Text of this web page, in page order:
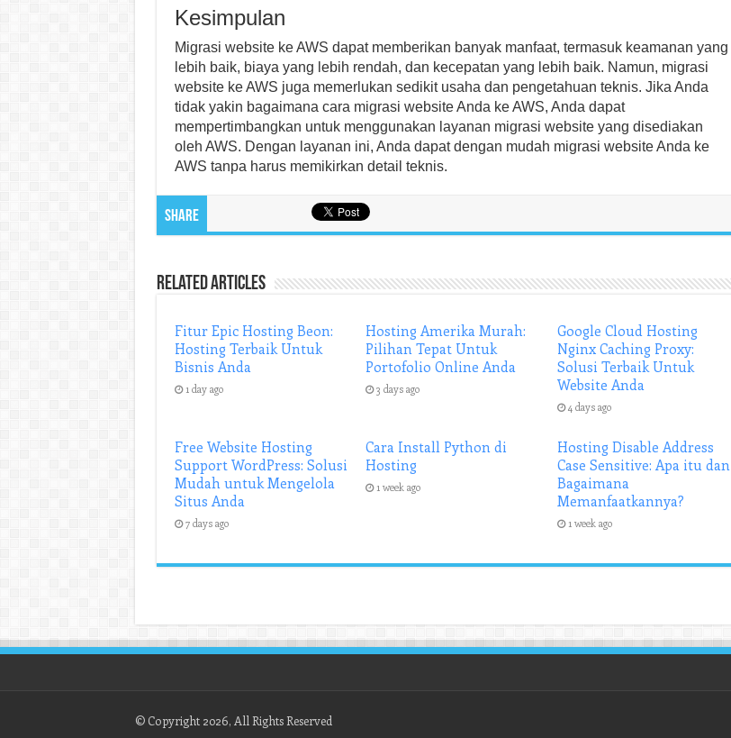
Kesimpulan
Migrasi website ke AWS dapat memberikan banyak manfaat, termasuk keamanan yang
lebih baik, biaya yang lebih rendah, dan kecepatan yang lebih baik. Namun, migrasi
website ke AWS juga memerlukan sedikit usaha dan pengetahuan teknis. Jika Anda
tidak yakin bagaimana cara migrasi website Anda ke AWS, Anda dapat
mempertimbangkan untuk menggunakan layanan migrasi website yang disediakan
oleh AWS. Dengan layanan ini, Anda dapat dengan mudah migrasi website Anda ke
AWS tanpa harus memikirkan detail teknis.
Share
Related Articles
Fitur Epic Hosting Beon:
Hosting Terbaik Untuk
Bisnis Anda
1 day ago
Hosting Amerika Murah:
Pilihan Tepat Untuk
Portofolio Online Anda
3 days ago
Google Cloud Hosting
Nginx Caching Proxy:
Solusi Terbaik Untuk
Website Anda
4 days ago
Free Website Hosting
Support WordPress: Solusi
Mudah untuk Mengelola
Situs Anda
7 days ago
Cara Install Python di
Hosting
1 week ago
Hosting Disable Address
Case Sensitive: Apa itu dan
Bagaimana
Memanfaatkannya?
1 week ago
© Copyright 2026, All Rights Reserved